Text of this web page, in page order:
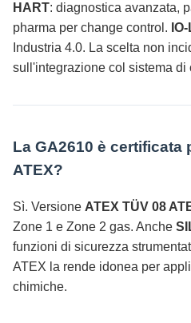
HART: diagnostica avanzata,
pharma per change control.
Industria 4.0. La scelta non
sull'integrazione col sistema di
La GA2610 è certificata
ATEX?
Sì. Versione ATEX TÜV 08
Zone 1 e Zone 2 gas. Anche
funzioni di sicurezza
ATEX la rende idonea per
chimiche.